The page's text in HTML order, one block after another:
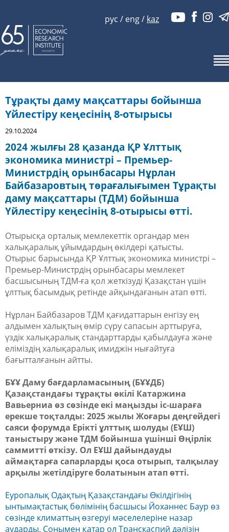
рус / eng/ kaz
Тұрақты даму мақсаттары бойынша
Үйлестіру кеңесінің 8-отырысы
29.10.2024
2024 жылғы 28 қазанда ҚР Ұлттық
экономика министрі – Премьер-
Министрдің орынбасары Нұрлан
Байбазаровтың төрағалығымен Тұрақты
даму мақсаттары (ТДМ) бойынша
Үйлестіру кеңесінің 8-отырысы өтті.
Отырысқа орталық мемлекеттік органдар мен
халықаралық ұйымдардың өкілдері қатысты.
Отырыс барысында ҚР Ұлттық экономика министрі –
Премьер-Министрдің орынбасары мемлекет
басшысының ТДМ-ға қол жеткізуді Қазақстан үшін
ұлттық басымдық ретінде айқындағанын атап өтті.
Нұрлан Байбазаров ТДМ қағидаттарын енгізу ең
алдымен халықтың өмір сүру сапасын арттыруға,
үздік халықаралық стандарттарды қабылдауға және
еліміздің халықаралық имиджін нығайтуға
бағытталғанын айтты.
БҰҰ Даму бағдарламасының (БҰҰДБ)
Қазақстандағы тұрақты өкілі Катаржина
Вавьерниа өз сөзінде екі маңызды іс-шараға
ерекше тоқталды: 2025 жылы Жоғары деңгейдегі
саяси форумда Ерікті ұлттық шолуды (ЕҰШ)
таныстыру және ТДМ бойынша үшінші Өңірлік
саммитті өткізу. Ол ЕҰШ дайындауды
аймақтарға сапарларды қоса отырып, талқылау
арқылы жетілдіруге болатынын атап өтті.
Еуропалық Одақтың Қазақстандағы Өкілдігінің
ынтымақтастық бөлімінің басшысы Йоханнес Баур өз
сөзінде климаттың өзгеруі мәселелеріне назар
аударды. Сонымен қатар ол Транскаспий дәлізін